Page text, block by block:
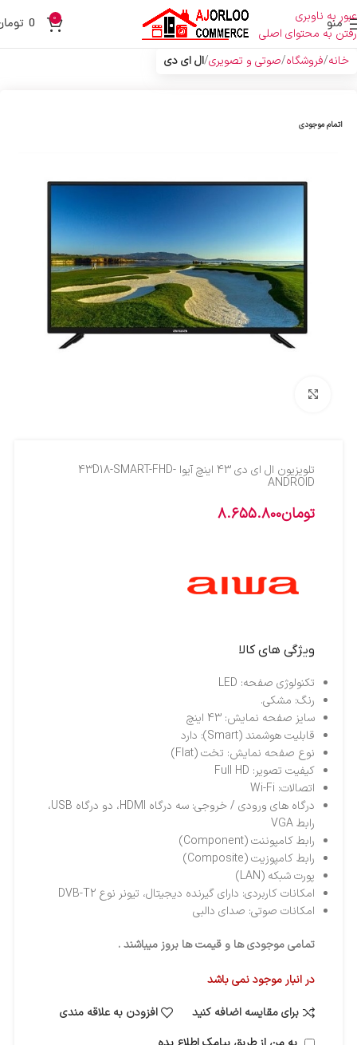
عبور به ناوبری
رفتن به محتوای اصلی
منو 0
0
خانه فروشگاه صوتی و تصویری ال ای دی
اتمام موجودی
تلویزیون ال اي دي 43 اينچ آيوا 43D18-SMART-FHD-
ANDROID
تومان8.655.800
ویژگی های کالا
تکنولوژی صفحه: LED
رنگ: مشکی.
سایز صفحه نمایش: 43 اینچ
قابلیت هوشمند (Smart): دارد
نوع صفحه نمایش: تخت (Flat)
کیفیت تصویر: Full HD
اتصالات: Wi-Fi
درگاه های ورودی / خروجی: سه درگاه HDMI، دو درگاه USB،
رابط VGA
رابط کامپوننت (Component)
رابط کامپوزيت (Composite)
پورت شبکه (LAN)
امکانات کاربردی: دارای گیرنده دیجیتال، تیونر نوع DVB-T2
امکانات صوتی: صدای دالبی
تمامی موجودی ها و قیمت ها بروز میباشند .
در انبار موجود نمی باشد
برای مقایسه اضافه کنید
افزودن به علاقه مندی